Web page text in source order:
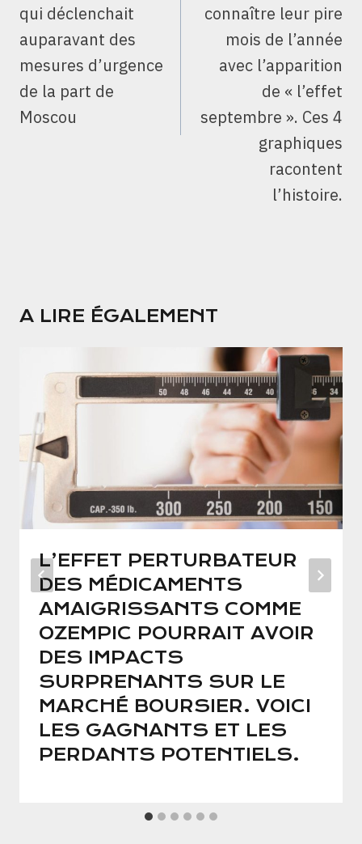
qui déclenchait
auparavant des
mesures d’urgence
de la part de
Moscou
connaître leur pire
mois de l’année
avec l’apparition
de « l’effet
septembre ». Ces 4
graphiques
racontent
l’histoire.
A LIRE ÉGALEMENT
L’EFFET PERTURBATEUR
DES MÉDICAMENTS
AMAIGRISSANTS COMME
OZEMPIC POURRAIT AVOIR
DES IMPACTS
SURPRENANTS SUR LE
MARCHÉ BOURSIER. VOICI
LES GAGNANTS ET LES
PERDANTS POTENTIELS.